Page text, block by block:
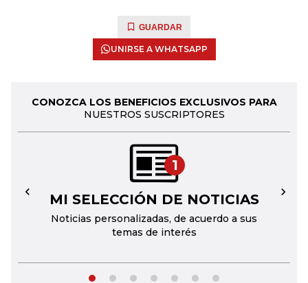
GUARDAR
UNIRSE A WHATSAPP
CONOZCA LOS BENEFICIOS EXCLUSIVOS PARA
NUESTROS SUSCRIPTORES
1
MI SELECCIÓN DE NOTICIAS
Noticias personalizadas, de acuerdo a sus
temas de interés
← →